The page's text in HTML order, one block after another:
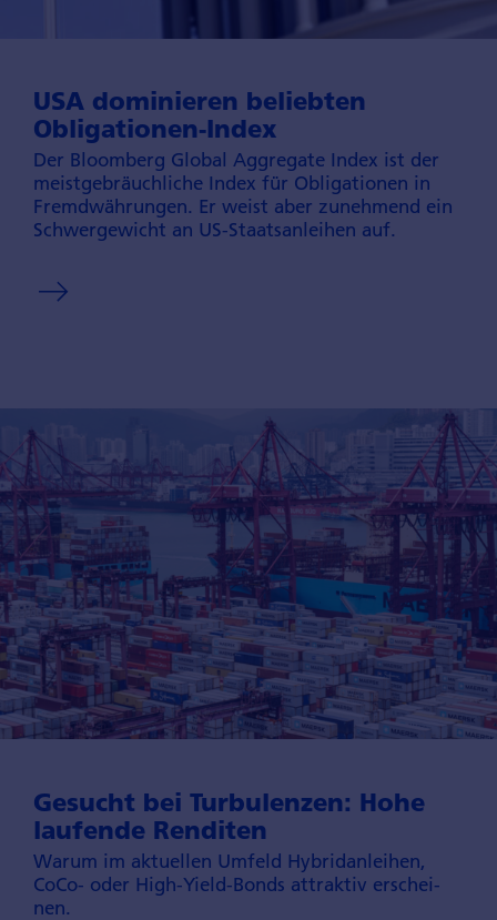
USA dominieren beliebten
Obligationen-Index
Der Bloomberg Global Aggregate Index ist der
meist­gebräuchliche Index für Obliga­tionen in
Fremd­währungen. Er weist aber zunehmend ein
Schwer­gewicht an US-Staatsanleihen auf.
Gesucht bei Turbu­len­zen: Hohe
lau­fende Ren­diten
Warum im aktuel­len Umfeld Hybrid­anleihen,
CoCo- oder High-Yield-Bonds attrak­tiv erschei­
nen.